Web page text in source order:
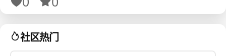
社区热门